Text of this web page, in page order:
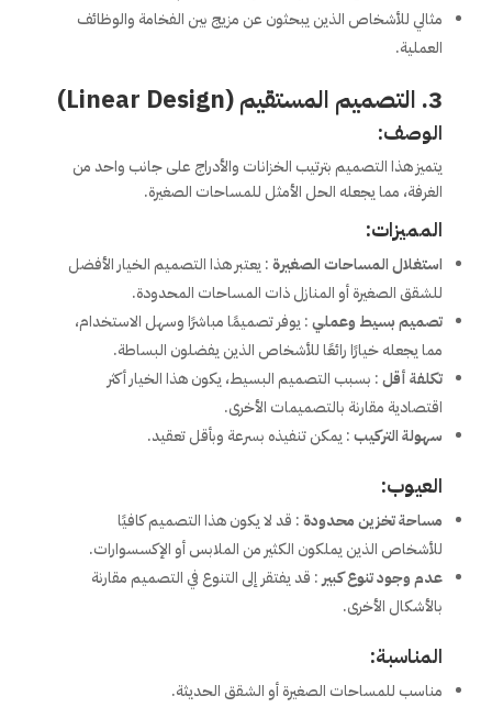
مثالي للأشخاص الذين يبحثون عن مزيج بين الفخامة والوظائف
العملية.
3. التصميم المستقيم (Linear Design)
الوصف:
يتميز هذا التصميم بترتيب الخزانات والأدراج على جانب واحد من
الغرفة، مما يجعله الحل الأمثل للمساحات الصغيرة.
المميزات:
استغلال المساحات الصغيرة: يعتبر هذا التصميم الخيار الأفضل
للشقق الصغيرة أو المنازل ذات المساحات المحدودة.
تصميم بسيط وعملي: يوفر تصميمًا مباشرًا وسهل الاستخدام،
مما يجعله خيارًا رائعًا للأشخاص الذين يفضلون البساطة.
تكلفة أقل: بسبب التصميم البسيط، يكون هذا الخيار أكثر
اقتصادية مقارنة بالتصميمات الأخرى.
سهولة التركيب: يمكن تنفيذه بسرعة وبأقل تعقيد.
العيوب:
مساحة تخزين محدودة: قد لا يكون هذا التصميم كافيًا
للأشخاص الذين يملكون الكثير من الملابس أو الإكسسوارات.
عدم وجود تنوع كبير : قد يفتقر إلى التنوع في التصميم مقارنة
بالأشكال الأخرى.
المناسبة:
مناسب للمساحات الصغيرة أو الشقق الحديثة.